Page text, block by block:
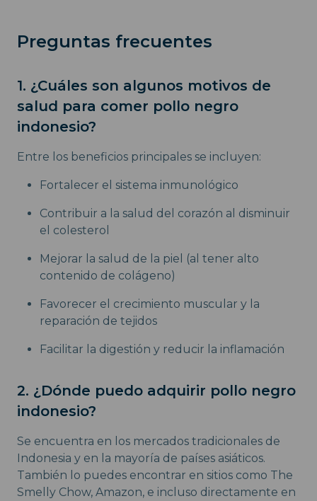
Preguntas frecuentes
1. ¿Cuáles son algunos motivos de
salud para comer pollo negro
indonesio?
Entre los beneficios principales se incluyen:
Fortalecer el sistema inmunológico
Contribuir a la salud del corazón al disminuir
el colesterol
Mejorar la salud de la piel (al tener alto
contenido de colágeno)
Favorecer el crecimiento muscular y la
reparación de tejidos
Facilitar la digestión y reducir la inflamación
2. ¿Dónde puedo adquirir pollo negro
indonesio?
Se encuentra en los mercados tradicionales de
Indonesia y en la mayoría de países asiáticos.
También lo puedes encontrar en sitios como The
Smelly Chow, Amazon, e incluso directamente en